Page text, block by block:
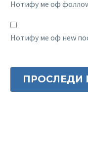
Нотифy ме оф
Нотифy ме оф неw
ПРОСЛЕДИ